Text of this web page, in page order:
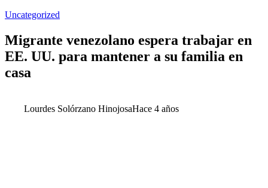
Uncategorized
Migrante venezolano espera trabajar en
EE. UU. para mantener a su familia en
casa
Lourdes Solórzano HinojosaHace 4 años